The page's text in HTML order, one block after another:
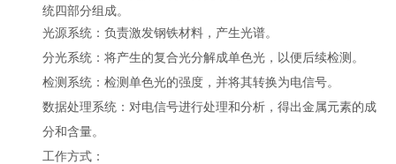
统四部分组成。
光源系统：负责激发钢铁材料，产生光谱。
分光系统：将产生的复合光分解成单色光，以便后续检测。
检测系统：检测单色光的强度，并将其转换为电信号。
数据处理系统：对电信号进行处理和分析，得出金属元素的成
分和含量。
工作方式：